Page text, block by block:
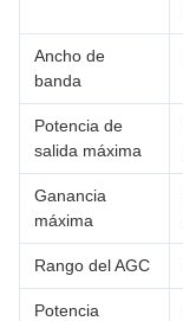
Ancho de
banda
Potencia de
salida máxima
Ganancia
máxima
Rango del AGC
Potencia